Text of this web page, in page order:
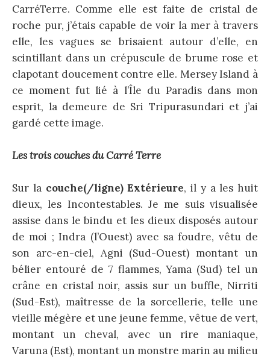
CarréTerre. Comme elle est faite de cristal de
roche pur, j’étais capable de voir la mer à travers
elle, les vagues se brisaient autour d’elle, en
scintillant dans un crépuscule de brume rose et
clapotant doucement contre elle. Mersey Island à
ce moment fut lié à l’Île du Paradis dans mon
esprit, la demeure de Sri Tripurasundari et j’ai
gardé cette image.
Les trois couches du Carré Terre
Sur la couche(/ligne) Extérieure, il y a les huit
dieux, les Incontestables. Je me suis visualisée
assise dans le bindu et les dieux disposés autour
de moi ; Indra (l’Ouest) avec sa foudre, vêtu de
son arc-en-ciel, Agni (Sud-Ouest) montant un
bélier entouré de 7 flammes, Yama (Sud) tel un
crâne en cristal noir, assis sur un buffle, Nirriti
(Sud-Est), maîtresse de la sorcellerie, telle une
vieille mégère et une jeune femme, vêtue de vert,
montant un cheval, avec un rire maniaque,
Varuna (Est), montant un monstre marin au milieu